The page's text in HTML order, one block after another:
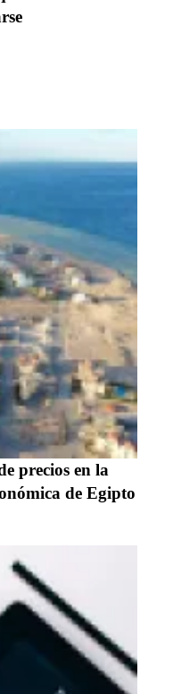
precios en la
de Egipto